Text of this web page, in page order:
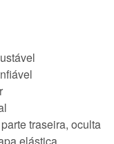
traseira, oculta